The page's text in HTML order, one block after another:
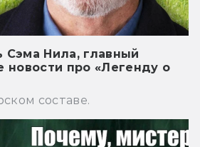
Сэма Нила, главный
новости про «Легенду о
составе.